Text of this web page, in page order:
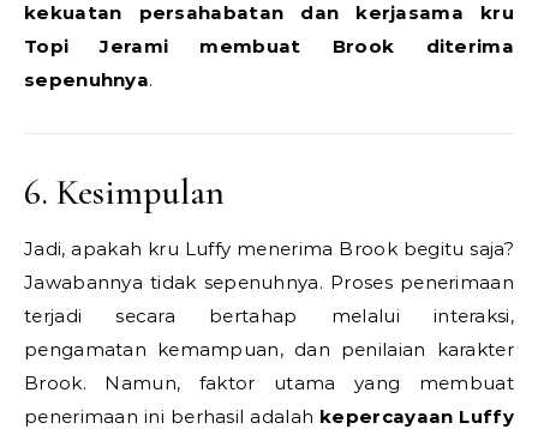
kekuatan persahabatan dan kerjasama kru
Topi Jerami membuat Brook diterima
sepenuhnya.
6. Kesimpulan
Jadi, apakah kru Luffy menerima Brook begitu saja?
Jawabannya tidak sepenuhnya. Proses penerimaan
terjadi secara bertahap melalui interaksi,
pengamatan kemampuan, dan penilaian karakter
Brook. Namun, faktor utama yang membuat
penerimaan ini berhasil adalah kepercayaan Luffy